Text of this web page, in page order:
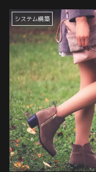
システム構築